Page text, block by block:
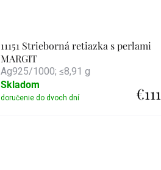
11151 Strieborná retiazka s perlami
MARGIT
Ag925/1000; ≤8,91 g
€111
Skladom